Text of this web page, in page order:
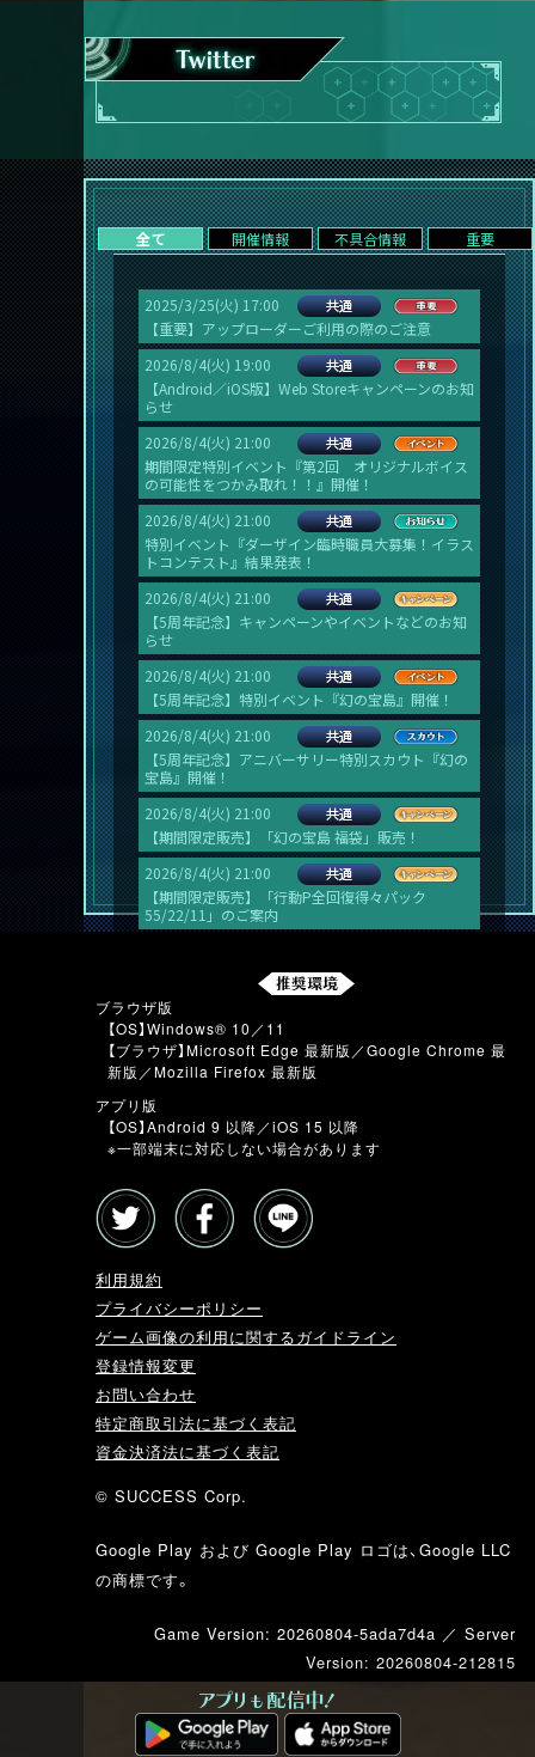
ブラウザ版
【OS】Windows® 10／11
【ブラウザ】Microsoft Edge 最新版／Google Chrome 最
新版／Mozilla Firefox 最新版
アプリ版
【OS】Android 9 以降／iOS 15 以降
※一部端末に対応しない場合があります
利用規約
プライバシーポリシー
ゲーム画像の利用に関するガイドライン
登録情報変更
お問い合わせ
特定商取引法に基づく表記
資金決済法に基づく表記
© SUCCESS Corp.
Google Play および Google Play ロゴは、Google LLC
の商標です。
Game Version: 20260804-5ada7d4a ／ Server
Version: 20260804-212815